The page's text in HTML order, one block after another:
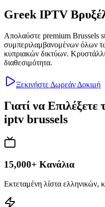
Greek IPTV
Απολαύστε premium Brussels
συμπεριλαμβανομένων όλων
κυπριακών δικτύων.
διαθεσιμότητα.
Ξεκινήστε Δωρεάν Δοκιμή
Γιατί να
iptv brussels
15,000+ Κανάλια
Εκτεταμένη λίστα ελληνικών,